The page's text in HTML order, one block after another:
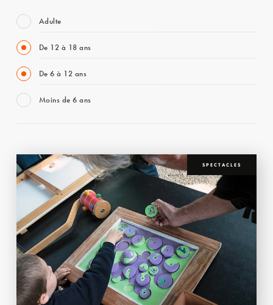
Adulte
De 12 à 18 ans
De 6 à 12 ans
Moins de 6 ans
SPECTACLES